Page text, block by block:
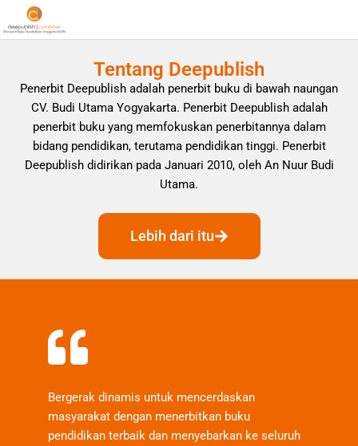
Tentang Deepublish
Penerbit Deepublish adalah penerbit buku di bawah naungan
CV. Budi Utama Yogyakarta. Penerbit Deepublish adalah
penerbit buku yang memfokuskan penerbitannya dalam
bidang pendidikan, terutama pendidikan tinggi. Penerbit
Deepublish didirikan pada Januari 2010, oleh An Nuur Budi
Utama.
Lebih dari itu
Bergerak dinamis untuk mencerdaskan
masyarakat dengan menerbitkan buku
pendidikan terbaik dan menyebarkan ke seluruh